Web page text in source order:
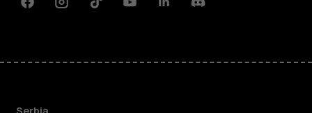
FacebookInstagramTiktokYoutubeLinkedinDiscord